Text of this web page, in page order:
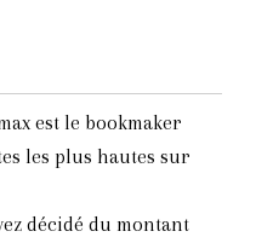
est le bookmaker
les plus hautes sur
décidé du montant